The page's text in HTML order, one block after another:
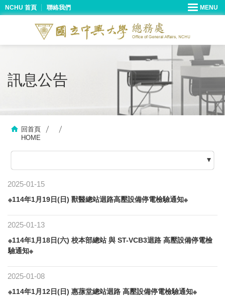
NCHU 首頁 聯絡我們
訊息公告
回首頁
HOME
2025-01-15
※114年1月19日(日) 獸醫總站迴路高壓設備停電檢驗通知※
2025-01-13
※114年1月18日(六) 校本部總站 與 ST-VCB3迴路 高壓設備停電檢
驗通知※
2025-01-08
※114年1月12日(日) 惠蓀堂總站迴路 高壓設備停電檢驗通知※